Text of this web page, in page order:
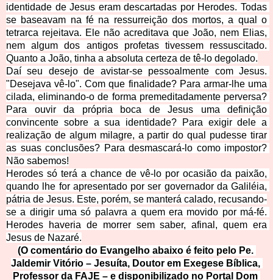
identidade de Jesus eram descartadas por Herodes. Todas
se baseavam na fé na ressurreição dos mortos, a qual o
tetrarca rejeitava. Ele não acreditava que João, nem Elias,
nem algum dos antigos profetas tivessem ressuscitado.
Quanto a João, tinha a absoluta certeza de tê-lo degolado.
Daí seu desejo de avistar-se pessoalmente com Jesus.
"Desejava vê-lo". Com que finalidade? Para armar-lhe uma
cilada, eliminando-o de forma premeditadamente perversa?
Para ouvir da própria boca de Jesus uma definição
convincente sobre a sua identidade? Para exigir dele a
realização de algum milagre, a partir do qual
pudesse tirar
as suas conclusões? Para desmascará-lo como impostor?
Não sabemos!
Herodes só terá a chance de vê-lo por ocasião da paixão,
quando lhe for apresentado por ser governador da Galiléia,
pátria de Jesus. Este, porém, se manterá calado, recusando-
se a dirigir uma só palavra a quem era movido por má-fé.
Herodes haveria de morrer sem saber, afinal, quem era
Jesus de Nazaré.
(O comentário do Evangelho abaixo é feito pelo Pe.
Jaldemir Vitório – Jesuíta, Doutor em Exegese Bíblica,
Professor da FAJE – e disponibilizado no Portal Dom